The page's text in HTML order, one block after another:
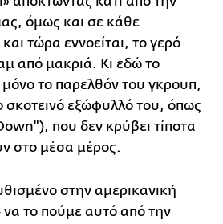
όμως και σε κάθε
τώρα εννοείται, το γερό
από μακριά. Κι εδώ το
μόνο το παρελθόν του γκρουπ,
σκοτεινό εξώφυλλό του, όπως
που δεν κρύβει τίποτα
στο μέσα μέρος.
στην αμερικανική
να το πούμε αυτό από την